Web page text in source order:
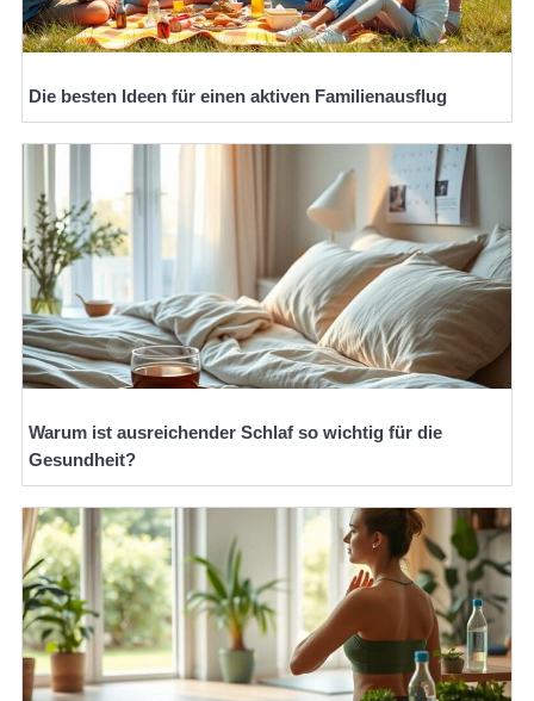
Die besten Ideen für einen aktiven Familienausflug
Warum ist ausreichender Schlaf so wichtig für die
Gesundheit?